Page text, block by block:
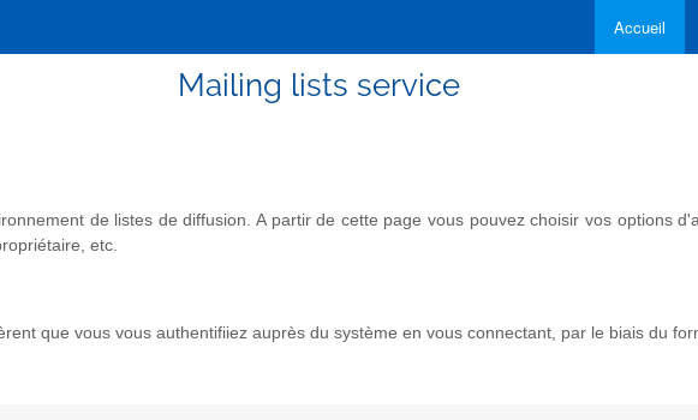
Accueil
Mailing lists service
de listes de diffusion. A partir de cette page vous pouvez choisir vos options
etc.
que vous vous authentifiiez auprès du système en vous connectant, par le biais du